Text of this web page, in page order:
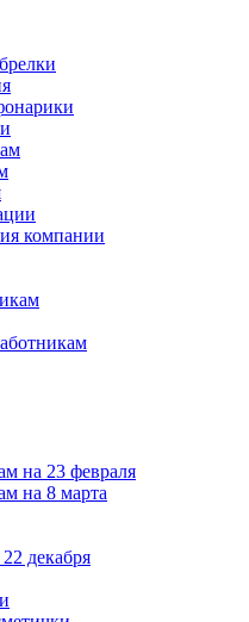
компании
на 23 февраля
на 8 марта
декабря